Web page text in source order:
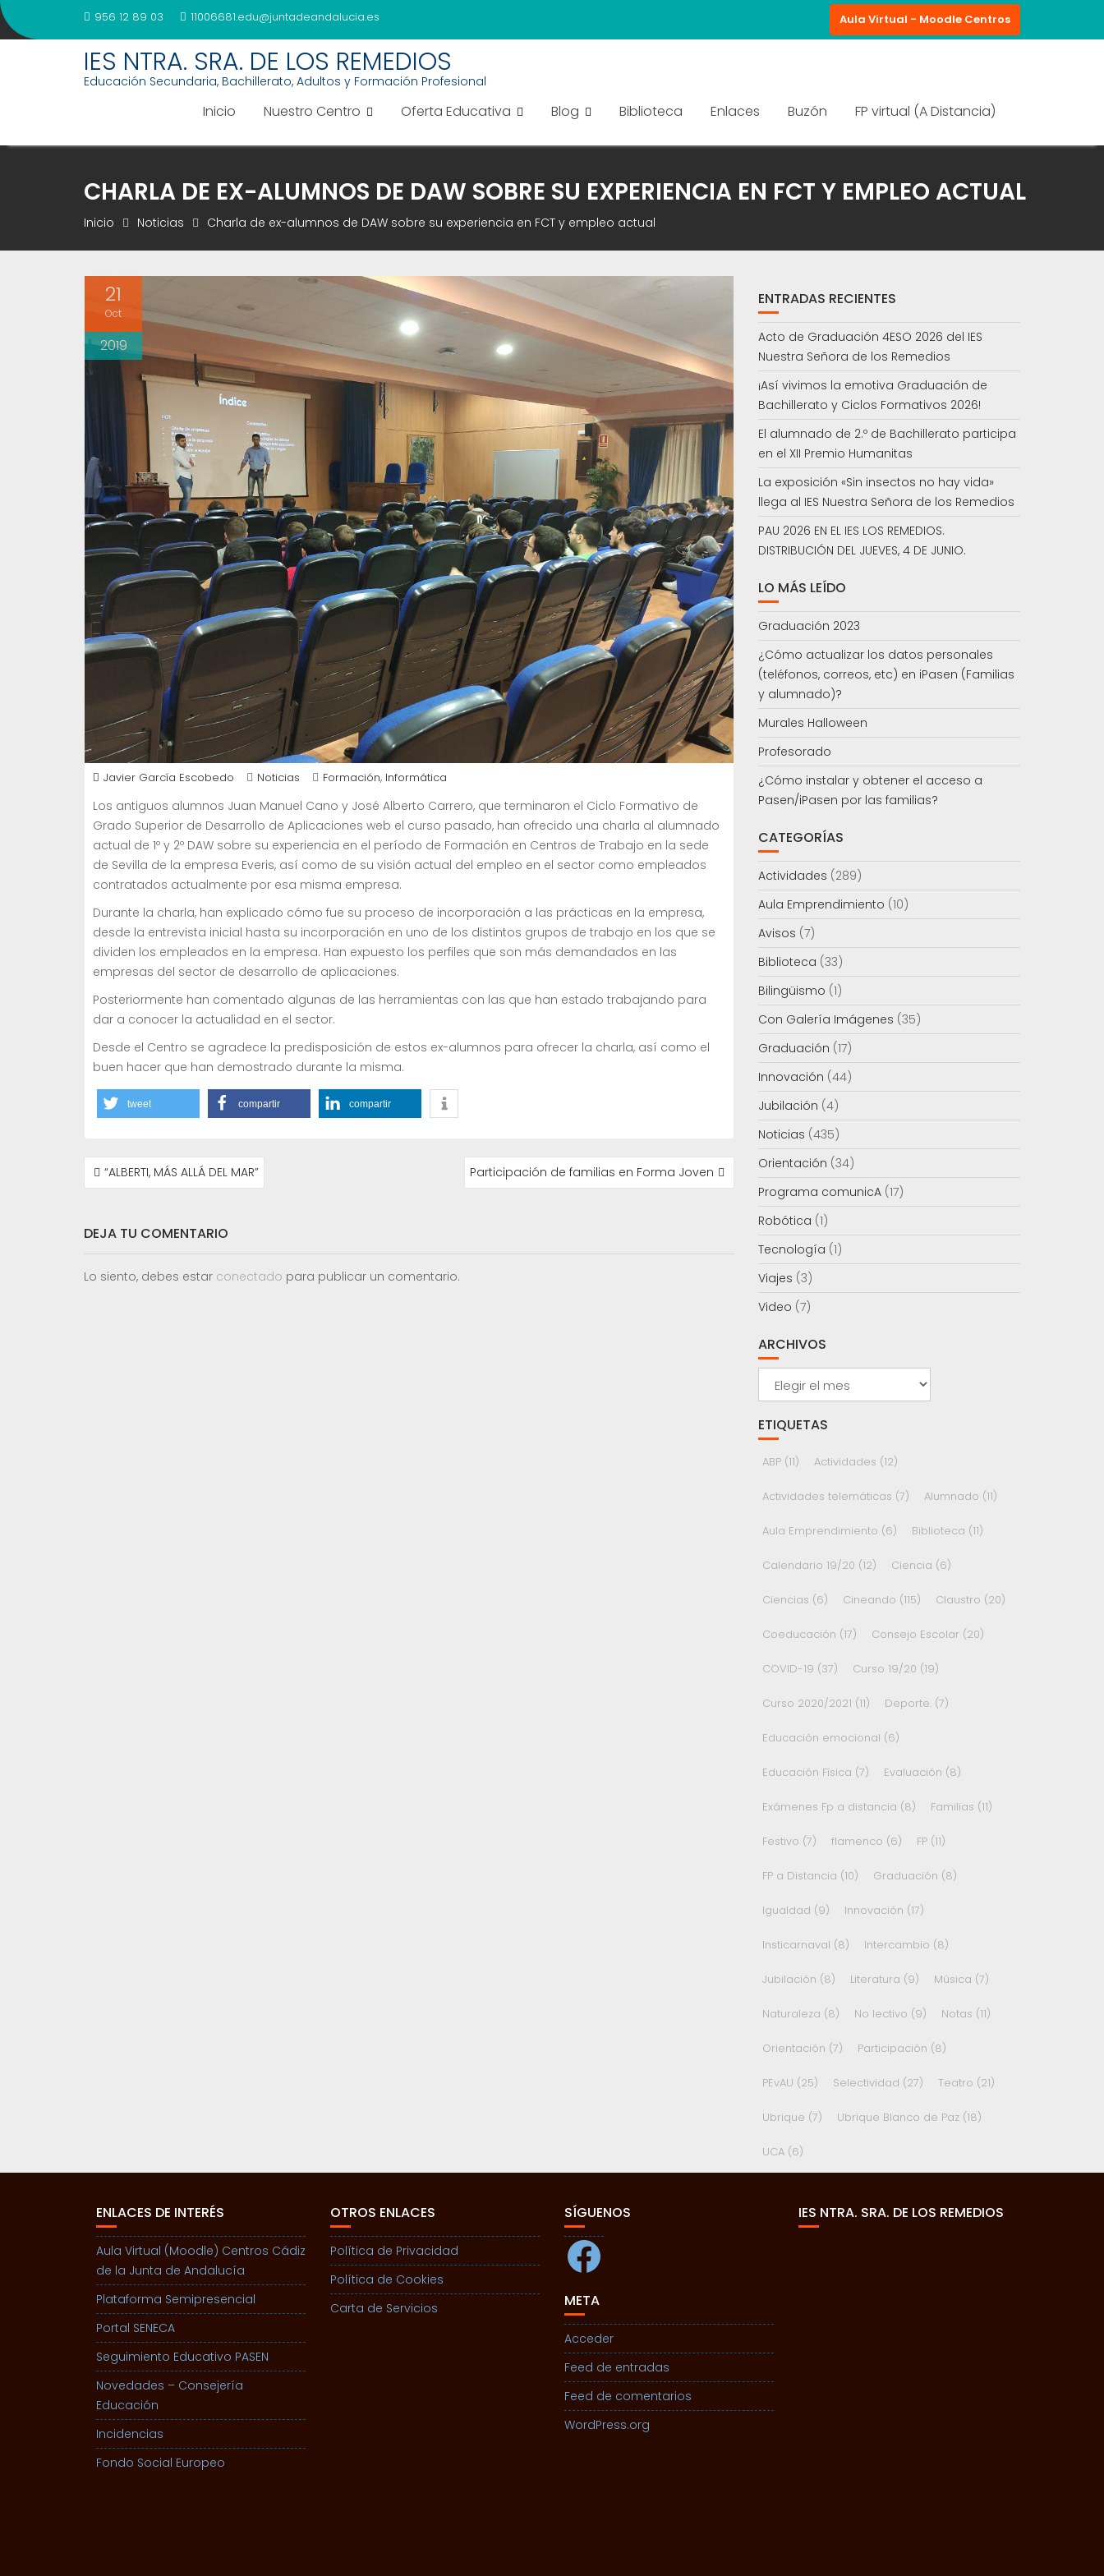
Saltar
al
956 12 89 03 11006681.edu@juntadeandalucia.es Aula Virtual - Moodle Centros
IES NTRA. SRA. DE LOS REMEDIOS
Educación Secundaria, Bachillerato, Adultos y Formación Profesional
Inicio Nuestro Centro Oferta Educativa Blog Biblioteca Enlaces Buzón FP virtual (A Distancia)
CHARLA DE EX-ALUMNOS DE DAW SOBRE SU EXPERIENCIA EN FCT Y EMPLEO ACTUAL
Inicio Noticias Charla de ex-alumnos de DAW sobre su experiencia en FCT y empleo actual
21
Oct
2019
Javier García Escobedo Noticias Formación, Informática
Los antiguos alumnos Juan Manuel Cano y José Alberto Carrero, que terminaron el Ciclo Formativo de
Grado Superior de Desarrollo de Aplicaciones web el curso pasado, han ofrecido una charla al alumnado
actual de 1º y 2º DAW sobre su experiencia en el período de Formación en Centros de Trabajo en la sede
de Sevilla de la empresa Everis, así como de su visión actual del empleo en el sector como empleados
contratados actualmente por esa misma empresa.
Durante la charla, han explicado cómo fue su proceso de incorporación a las prácticas en la empresa,
desde la entrevista inicial hasta su incorporación en uno de los distintos grupos de trabajo en los que se
dividen los empleados en la empresa. Han expuesto los perfiles que son más demandados en las
empresas del sector de desarrollo de aplicaciones.
Posteriormente han comentado algunas de las herramientas con las que han estado trabajando para
dar a conocer la actualidad en el sector.
Desde el Centro se agradece la predisposición de estos ex-alumnos para ofrecer la charla, así como el
buen hacer que han demostrado durante la misma.
tweet compartir compartir
NAVEGACIÓN
DE“ALBERTI, MÁS ALLÁ DEL MAR” Participación de familias en Forma Joven
DEJA TU COMENTARIO
Lo siento, debes estar conectado para publicar un comentario.
ENTRADAS RECIENTES
Acto de Graduación 4ESO 2026 del IES
Nuestra Señora de los Remedios
¡Así vivimos la emotiva Graduación de
Bachillerato y Ciclos Formativos 2026!
El alumnado de 2.º de Bachillerato participa
en el XII Premio Humanitas
La exposición «Sin insectos no hay vida»
llega al IES Nuestra Señora de los Remedios
PAU 2026 EN EL IES LOS REMEDIOS.
DISTRIBUCIÓN DEL JUEVES, 4 DE JUNIO.
LO MÁS LEÍDO
Graduación 2023
¿Cómo actualizar los datos personales
(teléfonos, correos, etc) en iPasen (Familias
y alumnado)?
Murales Halloween
Profesorado
¿Cómo instalar y obtener el acceso a
Pasen/iPasen por las familias?
CATEGORÍAS
Actividades (289)
Aula Emprendimiento (10)
Avisos (7)
Biblioteca (33)
Bilingüismo (1)
Con Galería Imágenes (35)
Graduación (17)
Innovación (44)
Jubilación (4)
Noticias (435)
Orientación (34)
Programa comunicA(17)
Robótica (1)
Tecnología (1)
Viajes (3)
Video (7)
ARCHIVOS
Archivos
ETIQUETAS
ABP(11) Actividades (12)
Actividades telemáticas (7) Alumnado (11)
Aula Emprendimiento (6) Biblioteca (11)
Calendario 19/20 (12) Ciencia (6)
Ciencias (6) Cineando (115) Claustro (20)
Coeducación (17) Consejo Escolar (20)
COVID-19 (37) Curso 19/20 (19)
Curso 2020/2021 (11) Deporte.(7)
Educación emocional (6)
Educación Física (7) Evaluación (8)
Exámenes Fp a distancia (8) Familias (11)
Festivo (7) flamenco (6) FP(11)
FP a Distancia (10) Graduación (8)
Igualdad (9) Innovación (17)
Insticarnaval (8) Intercambio (8)
Jubilación (8) Literatura (9) Música (7)
Naturaleza (8) No lectivo (9) Notas (11)
Orientación (7) Participación (8)
PEvAU (25) Selectividad (27) Teatro (21)
Ubrique (7) Ubrique Blanco de Paz(18)
UCA(6)
ENLACES DE INTERÉS
Aula Virtual (Moodle) Centros Cádiz
de la Junta de Andalucía
Plataforma Semipresencial
Portal SENECA
Seguimiento Educativo PASEN
Novedades – Consejería
Educación
Incidencias
Fondo Social Europeo
OTROS ENLACES
Política de Privacidad
Política de Cookies
Carta de Servicios
SÍGUENOS
Facebook
META
Acceder
Feed de entradas
Feed de comentarios
WordPress.org
IES NTRA. SRA. DE LOS REMEDIOS